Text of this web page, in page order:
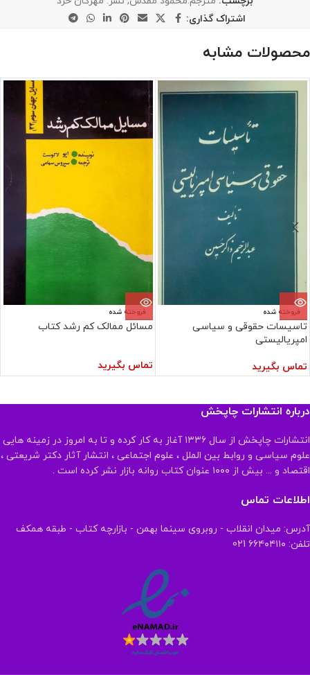
اشتراک گذاری:
محصولات مشابه
فروخته شده
تاسیسات حقوقی و سیاسی
امپریالیستی
تماس بگیرید
فروخته شده
مسائل ممالک کم رشد کتاب
تماس بگیرید
درباره انتشارات چاپخش
انتشارات چاپخش از سال ۱۳۳۶ آغاز به کار کرده و تا به امروز در زمینه هایی
علوم سیاسی و روابط بین الملل ، علوم اجتماعی ، انتشار آثار دکتر شریعتی ،
اقتصاد و ... بیش از ۱۰۰۰ عنوان کتاب روانه بازار نشر کرده است .
اطلاعات تماس
آدرس: میدان انقلاب - روبروی سینما بهمن - بازارچه کتاب - طبقه همکف
تلفن: ۶۶۴۰۴۱۱۰ 021